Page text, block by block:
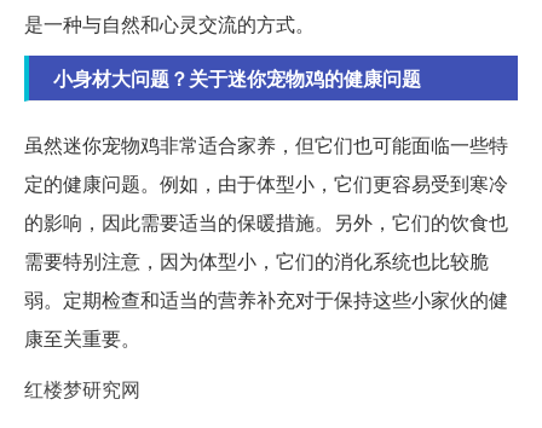
是一种与自然和心灵交流的方式。
小身材大问题？关于迷你宠物鸡的健康问题
虽然迷你宠物鸡非常适合家养，但它们也可能面临一些特
定的健康问题。例如，由于体型小，它们更容易受到寒冷
的影响，因此需要适当的保暖措施。另外，它们的饮食也
需要特别注意，因为体型小，它们的消化系统也比较脆
弱。定期检查和适当的营养补充对于保持这些小家伙的健
康至关重要。
红楼梦研究网